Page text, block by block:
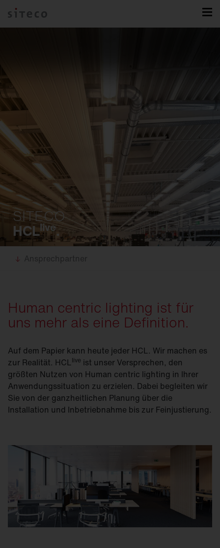
SITECO
HCLlive.
Ansprechpartner
Human centric lighting ist für
uns mehr als eine Definition.
Auf dem Papier kann heute jeder HCL. Wir machen es
zur Realität. HCLlive ist unser Versprechen, den
größten Nutzen von Human centric lighting in Ihrer
Anwendungssituation zu erzielen. Dabei begleiten wir
Sie von der ganzheitlichen Planung über die
Installation und Inbetriebnahme bis zur Feinjustierung.